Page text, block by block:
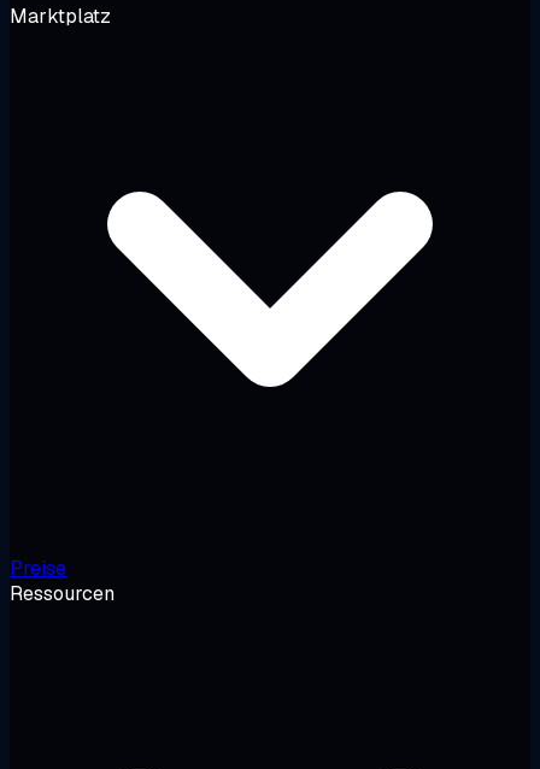
Marktplatz
Preise
Ressourcen